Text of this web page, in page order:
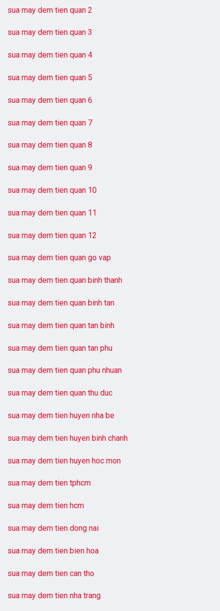
sua may dem tien quan 2
sua may dem tien quan 3
sua may dem tien quan 4
sua may dem tien quan 5
sua may dem tien quan 6
sua may dem tien quan 7
sua may dem tien quan 8
sua may dem tien quan 9
sua may dem tien quan 10
sua may dem tien quan 11
sua may dem tien quan 12
sua may dem tien quan go vap
sua may dem tien quan binh thanh
sua may dem tien quan binh tan
sua may dem tien quan tan binh
sua may dem tien quan tan phu
sua may dem tien quan phu nhuan
sua may dem tien quan thu duc
sua may dem tien huyen nha be
sua may dem tien huyen binh chanh
sua may dem tien huyen hoc mon
sua may dem tien tphcm
sua may dem tien hcm
sua may dem tien dong nai
sua may dem tien bien hoa
sua may dem tien can tho
sua may dem tien nha trang